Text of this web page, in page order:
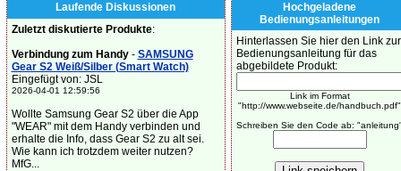
Laufende Diskussionen
Zuletzt diskutierte Produkte:
Verbindung zum Handy- SAMSUNG
Gear S2 Weiß/Silber (Smart Watch)
Eingefügt von: JSL
2026-04-01 12:59:56
Wollte Samsung Gear S2 über die App
"WEAR" mit dem Handy verbinden und
erhalte die Info, dass Gear S2 zu alt sei.
Wie kann ich trotzdem weiter nutzen?
MfG...
Hochgeladene
Bedienungsanleitungen
Hinterlassen Sie hier den Link zur
Bedienungsanleitung für das
abgebildete Produkt:
Link im Format
"http://www.webseite.de/handbuch.pdf"
Schreiben Sie den Code ab: